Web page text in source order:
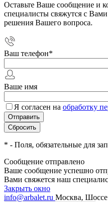
Оставьте Ваше сообщение и
специалисты свяжутся с
решения Вашего вопроса.
Ваш телефон*
Ваше имя
Я согласен на обработку
* - Поля, обязательные для
Сообщение отправлено
Ваше сообщение успешно
Вами свяжется наш
Закрыть окно
info@arbalet.ru Москва, Шоссе